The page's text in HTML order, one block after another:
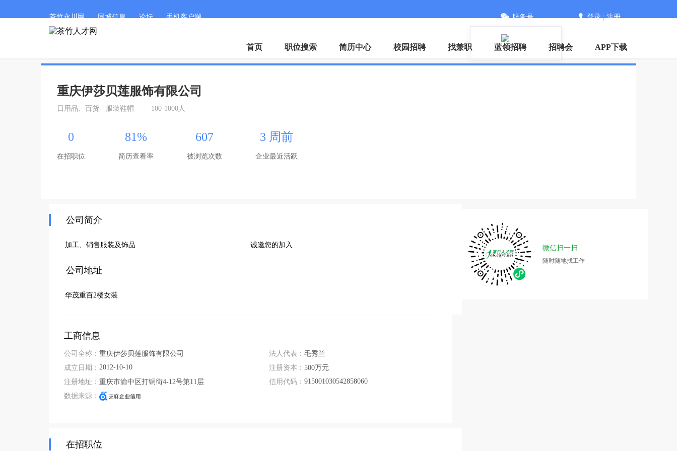
茶竹永川网 同城信息 论坛 手机客户端
微信
服务号 登录|注册
首页 职位搜索 简历中心 校园招聘 找兼职 蓝领招聘 招聘会 APP下载
重庆伊莎贝莲服饰有限公司
日用品、百货 - 服装鞋帽 100-1000人
0
在招职位
81%
简历查看率
607
被浏览次数
3 周前
企业最近活跃
公司简介
加工、销售服装及饰品                                                         诚邀您的加入
公司地址
华茂重百2楼女装
工商信息
公司全称： 重庆伊莎贝莲服饰有限公司
成立日期： 2012-10-10
注册地址： 重庆市渝中区打铜街4-12号第11层
数据来源：
法人代表： 毛秀兰
注册资本： 500万元
信用代码： 915001030542858060
在招职位
微信扫一扫
随时随地找工作